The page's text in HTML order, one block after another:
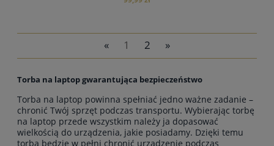
powiadom o dostępności
« 1 2 »
Torba na laptop gwarantująca bezpieczeństwo
Torba na laptop powinna spełniać jedno ważne zadanie –
chronić Twój sprzęt podczas transportu. Wybierając torbę
na laptop przede wszystkim należy ja dopasować
wielkością do urządzenia, jakie posiadamy. Dzięki temu
torba będzie w pełni chronić urządzenie podczas